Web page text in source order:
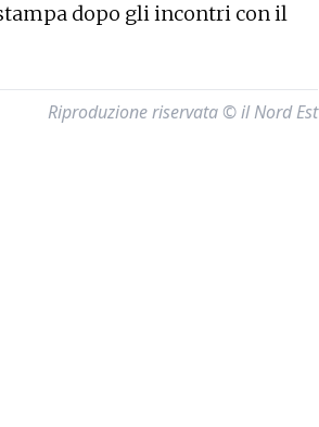
dopo gli incontri con il
Riproduzione riservata © il Nord Est